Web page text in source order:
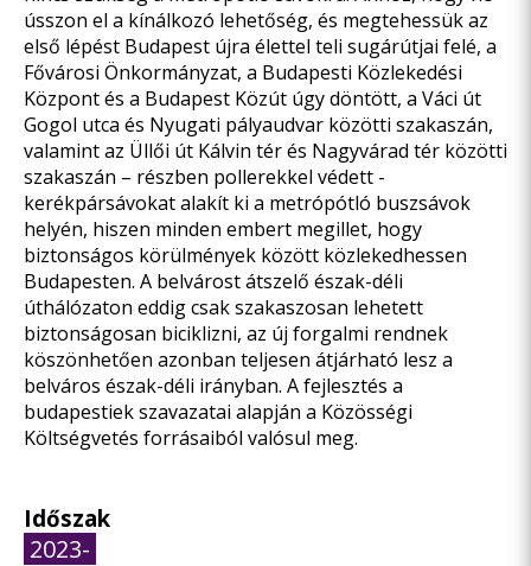
ússzon el a kínálkozó lehetőség, és megtehessük az
első lépést Budapest újra élettel teli sugárútjai felé, a
Fővárosi Önkormányzat, a Budapesti Közlekedési
Központ és a Budapest Közút úgy döntött, a Váci út
Gogol utca és Nyugati pályaudvar közötti szakaszán,
valamint az Üllői út Kálvin tér és Nagyvárad tér közötti
szakaszán – részben pollerekkel védett -
kerékpársávokat alakít ki a metrópótló buszsávok
helyén, hiszen minden embert megillet, hogy
biztonságos körülmények között közlekedhessen
Budapesten. A belvárost átszelő észak-déli
úthálózaton eddig csak szakaszosan lehetett
biztonságosan biciklizni, az új forgalmi rendnek
köszönhetően azonban teljesen átjárható lesz a
belváros észak-déli irányban. A fejlesztés a
budapestiek szavazatai alapján a Közösségi
Költségvetés forrásaiból valósul meg.
Időszak
2023-